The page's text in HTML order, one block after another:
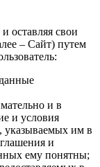
оставляя свои
– Сайт) путем
и в
и условия
указываемых им в
и
ему понятны;